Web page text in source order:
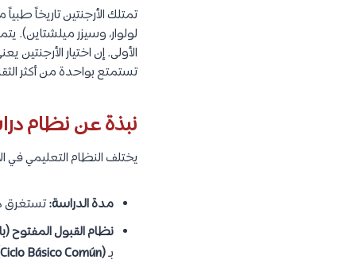
تمتلك الأرجنتين تاريخاً
لولوار، وسيزر ميلشتاين).
تستمتع بواحدة من أكثر
نبذة عن نظام
يختلف النظام التعليمي في
مدة الدراسة:تستغرق
نظام القبول المفتوح
بـBásico Común)